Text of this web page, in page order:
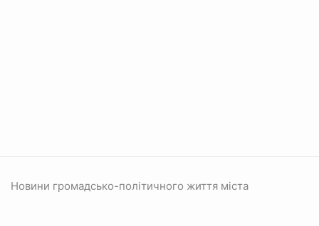
Новини громадсько-політичного життя міста